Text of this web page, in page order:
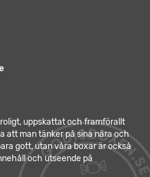
uppskattat och framförallt
att man tänker på sina nära och
gott, utan våra boxar är också
och utseende på